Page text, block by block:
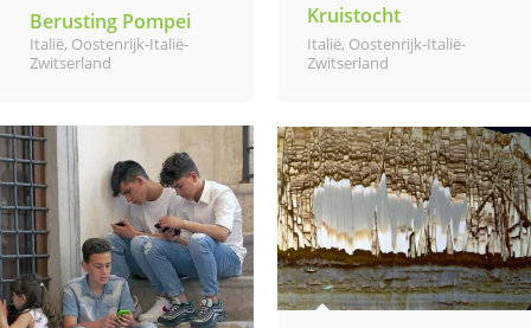
Berusting Pompei
Italië, Oostenrijk-Italië-
Zwitserland
Kruistocht
Italië, Oostenrijk-Italië-
Zwitserland